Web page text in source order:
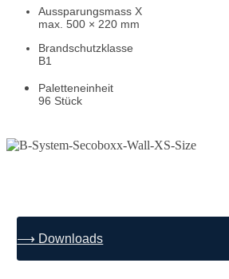
Aussparungsmass X
max. 500 × 220 mm
Brandschutzklasse
B1
Paletteneinheit
96 Stück
⟶ Downloads